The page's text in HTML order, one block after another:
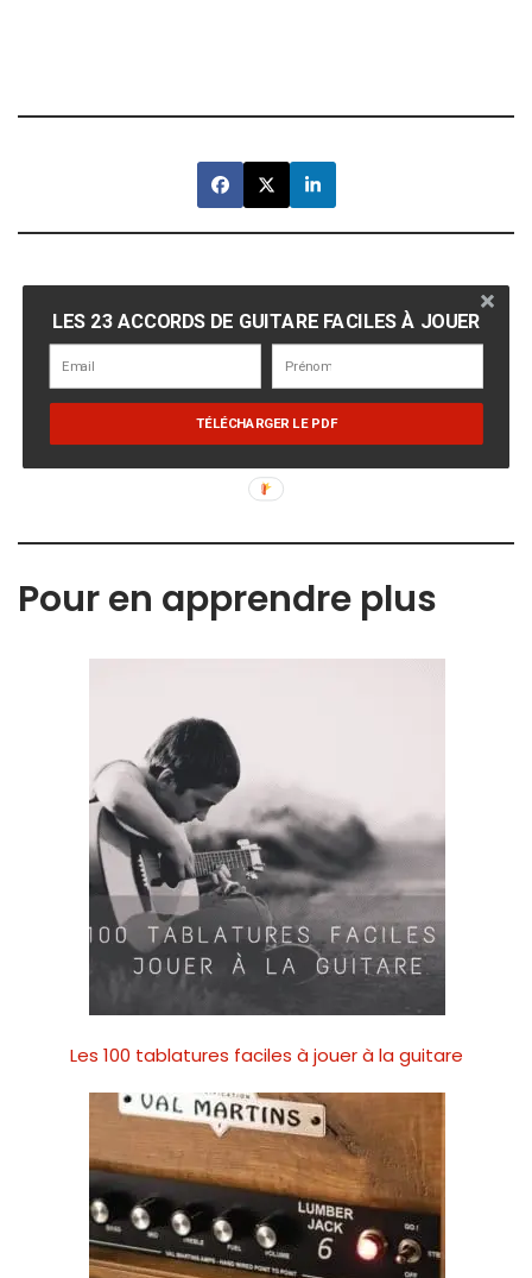
LES 23 ACCORDS DE GUITARE FACILES À JOUER
TÉLÉCHARGER LE PDF
Pour en apprendre plus
Les 100 tablatures faciles à jouer à la guitare